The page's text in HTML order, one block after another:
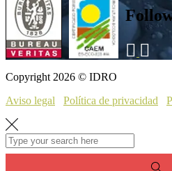
Copyright 2026 © IDRO
Aviso legal
Política de privacidad